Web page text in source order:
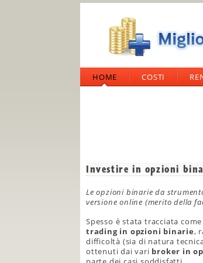
HOME COSTI
Investire in opzioni
Le opzioni binarie da
versione online (merito della
Spesso è stata tracciata
trading in opzioni binarie,
difficoltà (sia di natura
ottenuti dai vari broker in